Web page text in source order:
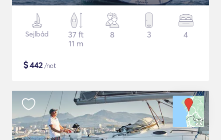
Sejlbåd
37 ft
11 m
8 3 4
$442/nat